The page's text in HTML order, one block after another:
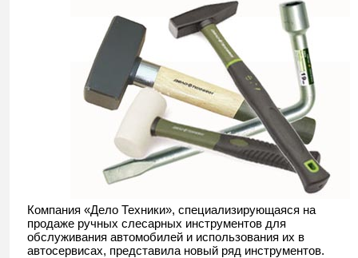
Компания «Дело Техники», специализирующаяся на
продаже ручных слесарных инструментов для
обслуживания автомобилей и использования их в
автосервисах, представила новый ряд инструментов.